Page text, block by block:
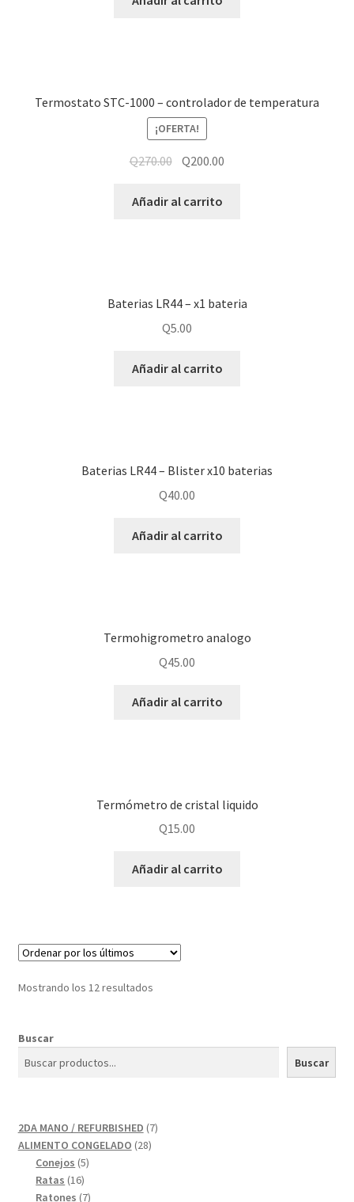
Termostato STC-1000 – controlador de temperatura
¡OFERTA!
Q270.00 Q200.00
Añadir al carrito
Baterias LR44 – x1 bateria
Q5.00
Añadir al carrito
Baterias LR44 – Blister x10 baterias
Q40.00
Añadir al carrito
Termohigrometro analogo
Q45.00
Añadir al carrito
Termómetro de cristal liquido
Q15.00
Añadir al carrito
Mostrando los 12 resultados
Buscar
Buscar
2DA MANO / REFURBISHED 77
ALIMENTO CONGELADO 2828
Conejos 55
Ratas 1616
productos
Ratones 77